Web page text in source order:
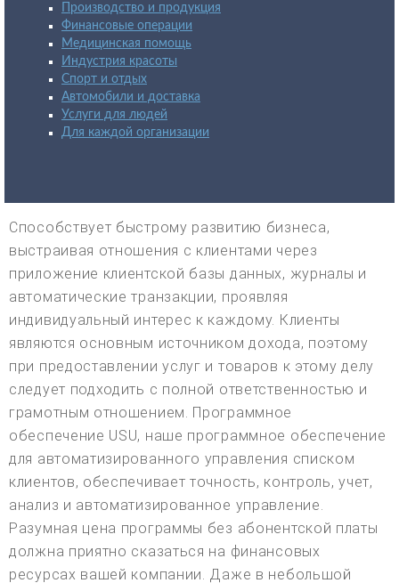
Производство и продукция
Финансовые операции
Медицинская помощь
Индустрия красоты
Спорт и отдых
Автомобили и доставка
Услуги для людей
Для каждой организации
Способствует быстрому развитию бизнеса,
выстраивая отношения с клиентами через
приложение клиентской базы данных, журналы и
автоматические транзакции, проявляя
индивидуальный интерес к каждому. Клиенты
являются основным источником дохода, поэтому
при предоставлении услуг и товаров к этому делу
следует подходить с полной ответственностью и
грамотным отношением. Программное
обеспечение USU, наше программное обеспечение
для автоматизированного управления списком
клиентов, обеспечивает точность, контроль, учет,
анализ и автоматизированное управление.
Разумная цена программы без абонентской платы
должна приятно сказаться на финансовых
ресурсах вашей компании. Даже в небольшой